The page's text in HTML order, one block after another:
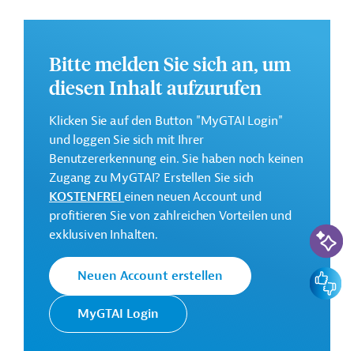
198 Millionen Euro (voraussichtlich)
Geberbeitrag:
Kontaktadressen
Europäische
Investitionsbank
(EIB)
Die EIB vertritt die
wirtschaftlichen Interessen der
EU durch Kreditvergabe an alle
Mitgliedsländer und unterstützt
die Entwicklungs- und
Kooperationspolitik der EU mit
Bitte melden Sie sich an, um
diesen Inhalt aufzurufen
Klicken Sie auf den Button "MyGTAI Login"
und loggen Sie sich mit Ihrer
Benutzererkennung ein. Sie haben noch keinen
Zugang zu MyGTAI? Erstellen Sie sich
KOSTENFREIeinen neuen Account und
profitieren Sie von zahlreichen Vorteilen und
exklusiven Inhalten.
Neuen Account erstellen
MyGTAI Login
KI-